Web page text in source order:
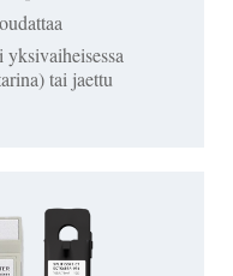
tai jaettu